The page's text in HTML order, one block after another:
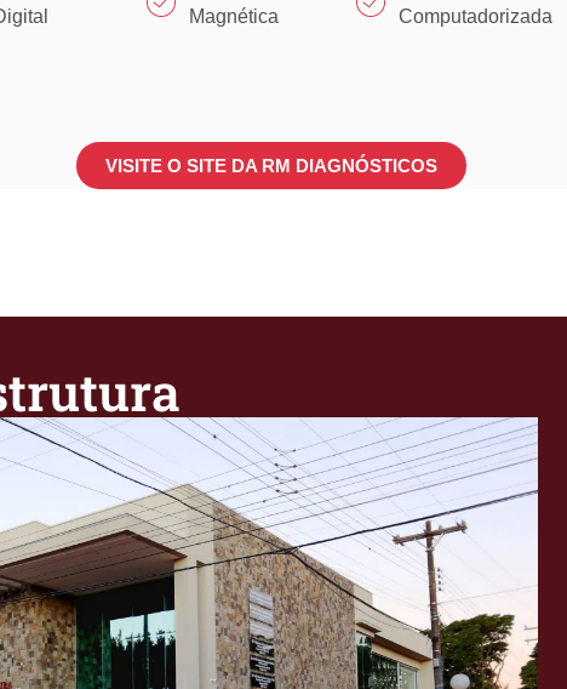
Magnética
Computadorizada
VISITE O SITE DA RM DIAGNÓSTICOS